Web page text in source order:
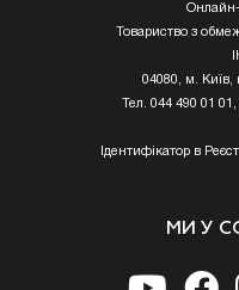
Онлайн-
Товариство з
04080, м. Київ,
Тел. 044 490 01
Ідентифікатор в
МИ У